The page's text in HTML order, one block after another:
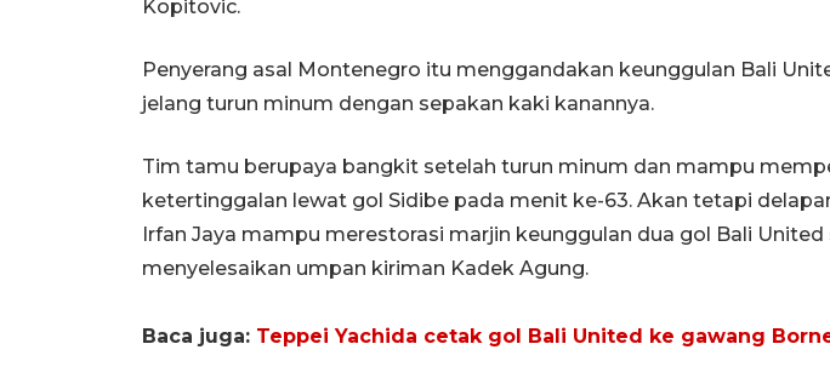
Kopitovic.
Penyerang asal Montenegro itu menggandakan keunggulan Bali
jelang turun minum dengan sepakan kaki kanannya.
Tim tamu berupaya bangkit setelah turun minum dan mampu
ketertinggalan lewat gol Sidibe pada menit ke-63. Akan tetapi
Irfan Jaya mampu merestorasi marjin keunggulan dua gol Bali United
menyelesaikan umpan kiriman Kadek Agung.
Baca juga: Teppei Yachida cetak gol Bali United ke gawang